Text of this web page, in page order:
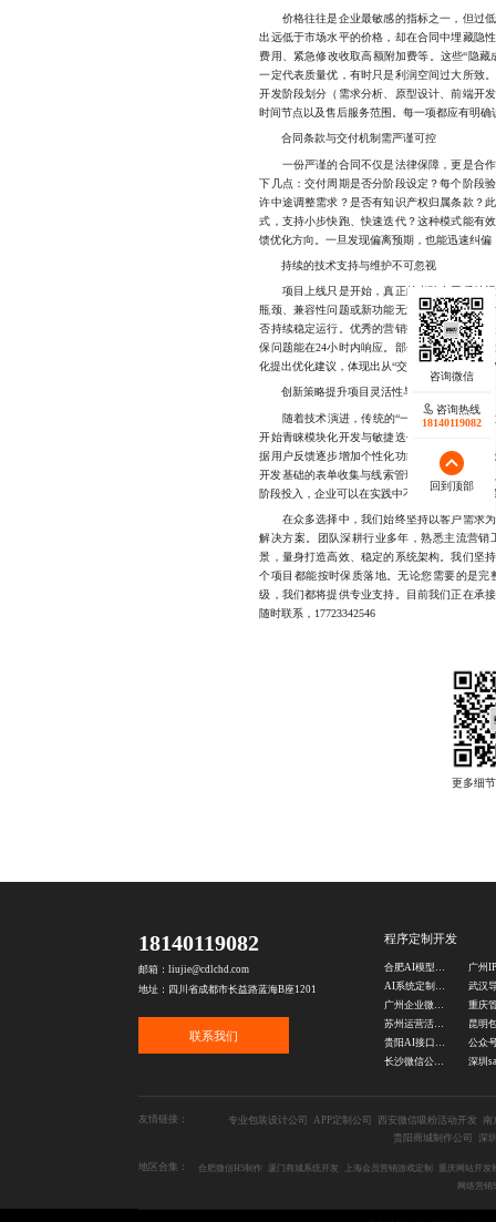
价格往往是企业最敏感的指标之一，但过低
出远低于市场水平的价格，却在合同中埋藏隐
费用、紧急修改收取高额附加费等。这些“隐
一定代表质量优，有时只是利润空间过大所致
开发阶段划分（需求分析、原型设计、前端开
时间节点以及售后服务范围。每一项都应有明确
合同条款与交付机制需严谨可控
一份严谨的合同不仅是法律保障，更是合作
下几点：交付周期是否分阶段设定？每个阶段
许中途调整需求？是否有知识产权归属条款
式，支持小步快跑、快速迭代？这种模式能有
馈优化方向。一旦发现偏离预期，也能迅速纠偏
持续的技术支持与维护不可忽视
项目上线只是开始，真正的考验在于后续运
瓶颈、兼容性问题或新功能无法快速响应。此
否持续稳定运行。优秀的营销技术开发公司会
保问题能在24小时内响应。部分团队还会主动
化提出优化建议，体现出从“交付方”到“合作伙
创新策略提升项目灵活性与性价比
随着技术演进，传统的“一次性交付”模式已
开始青睐模块化开发与敏捷迭代相结合的策略
据用户反馈逐步增加个性化功能。这种方式既
开发基础的表单收集与线索管理模块，再逐步
阶段投入，企业可以在实践中不断校准方向，
在众多选择中，我们始终坚持以客户需求为
解决方案。团队深耕行业多年，熟悉主流营
景，量身打造高效、稳定的系统架构。我们坚
个项目都能按时保质落地。无论您需要的是
级，我们都将提供专业支持。目前我们正在承
随时联系，17723342546
咨询热线
18140119082
回到顶部
18140119082
邮箱：liujie@cdlchd.com
地址：四川省成都市长益路蓝海B座1201
联系我们
程序定制开发
合肥AI模型调试公司
AI系统定制集成
广州企业微信开发公司
苏州运营活动开发公司
贵阳AI接口定制开发
长沙微信公众号开发公司
友情链接： 专业包装设计公司 APP定制公司 西安微信吸粉活动开发
南
贵阳商城制作公司
深
地区合集： 合肥微信H5制作 厦门商城系统开发 上海会员营销游戏定制
重庆网站开发
网络营销